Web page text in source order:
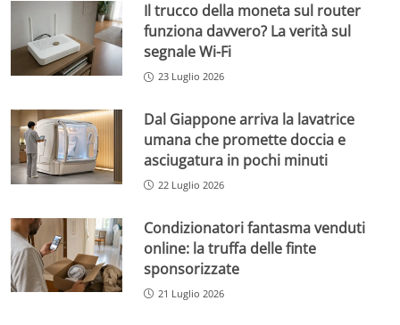
Il trucco della moneta sul router
funziona davvero? La verità sul
segnale Wi-Fi
23 Luglio 2026
Dal Giappone arriva la lavatrice
umana che promette doccia e
asciugatura in pochi minuti
22 Luglio 2026
Condizionatori fantasma venduti
online: la truffa delle finte
sponsorizzate
21 Luglio 2026